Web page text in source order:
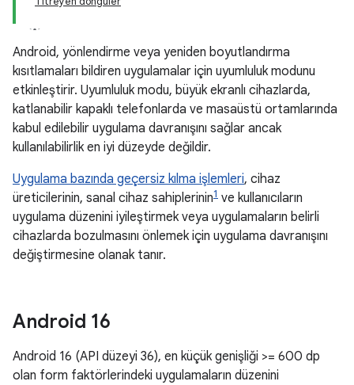
Android, yönlendirme veya yeniden boyutlandırma
kısıtlamaları bildiren uygulamalar için uyumluluk modunu
etkinleştirir. Uyumluluk modu, büyük ekranlı cihazlarda,
katlanabilir kapaklı telefonlarda ve masaüstü ortamlarında
kabul edilebilir uygulama davranışını sağlar ancak
kullanılabilirlik en iyi düzeyde değildir.
Uygulama bazında geçersiz kılma işlemleri, cihaz
üreticilerinin, sanal cihaz sahiplerinin1 ve kullanıcıların
uygulama düzenini iyileştirmek veya uygulamaların belirli
cihazlarda bozulmasını önlemek için uygulama davranışını
değiştirmesine olanak tanır.
Android 16
Android 16 (API düzeyi 36), en küçük genişliği >= 600 dp
olan form faktörlerindeki uygulamaların düzenini